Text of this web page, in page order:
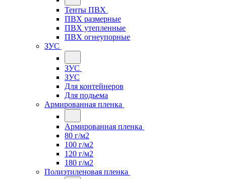
Тенты ПВХ
ПВХ размерные
ПВХ утепленные
ПВХ огнеупорные
ЗУС
ЗУС
ЗУС
Для контейнеров
Для подьема
Армированная пленка
Армированная пленка
80 г/м2
100 г/м2
120 г/м2
180 г/м2
Полиэтиленовая пленка